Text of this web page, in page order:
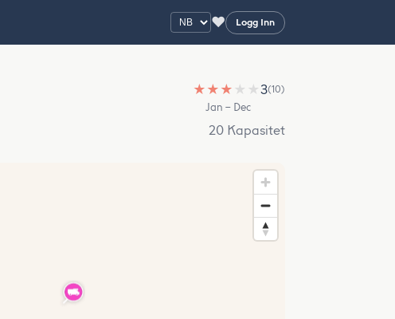
♥ Logg Inn
★ ★ ★ ★ ★3(10)
Jan – Dec
20 Kapasitet